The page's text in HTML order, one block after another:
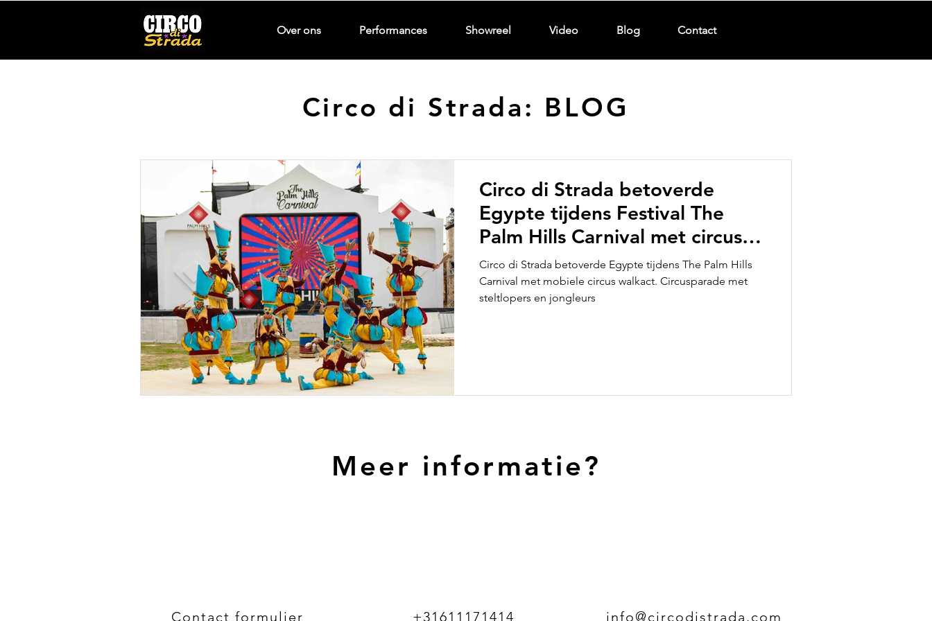
Circo di Strada: BLOG
Circo di Strada betoverde
Egypte tijdens Festival The
Palm Hills Carnival met circus
parade
Circo di Strada betoverde Egypte tijdens The Palm Hills
Carnival met mobiele circus walkact. Circusparade met
steltlopers en jongleurs
Over ons Performances Showreel Video Blog Contact
Meer informatie?
Contact formulier +31611171414 info@circodistrada.com